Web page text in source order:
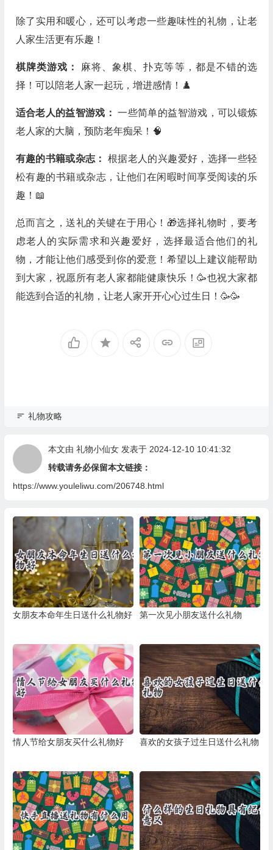
除了实用和暖心，还可以考虑一些趣味性的礼物，让老
人家生活更有乐趣！
棋牌类游戏： 麻将、象棋、扑克等等，都是不错的选
择！可以陪老人家一起玩，增进感情！♟️
适合老人的益智游戏：一些简单的益智游戏，可以锻炼
老人家的大脑，预防老年痴呆！🧠
有趣的书籍或杂志：根据老人的兴趣爱好，选择一些轻
松有趣的书籍或杂志，让他们在闲暇时间享受阅读的乐
趣！📖
总而言之，送礼的关键在于用心！🎁选择礼物时，要考
虑老人的实际需求和兴趣爱好，选择最适合他们的礼
物，才能让他们感受到你的爱意！希望以上建议能帮助
到大家，祝愿所有老人家都能健康快乐！🥳也祝大家都
能选到合适的礼物，让老人家开开心心过生日！🥳🥳
礼物攻略
本文由 礼物小仙女发表于 2024-12-10 10:41:32
转载请务必保留本文链接：
https://www.youleliwu.com/206748.html
女朋友本命年生日送什么礼物好 第一次见小朋友送什么礼物
情人节给女朋友买什么礼物好 喜欢的女孩子过生日送什么礼物